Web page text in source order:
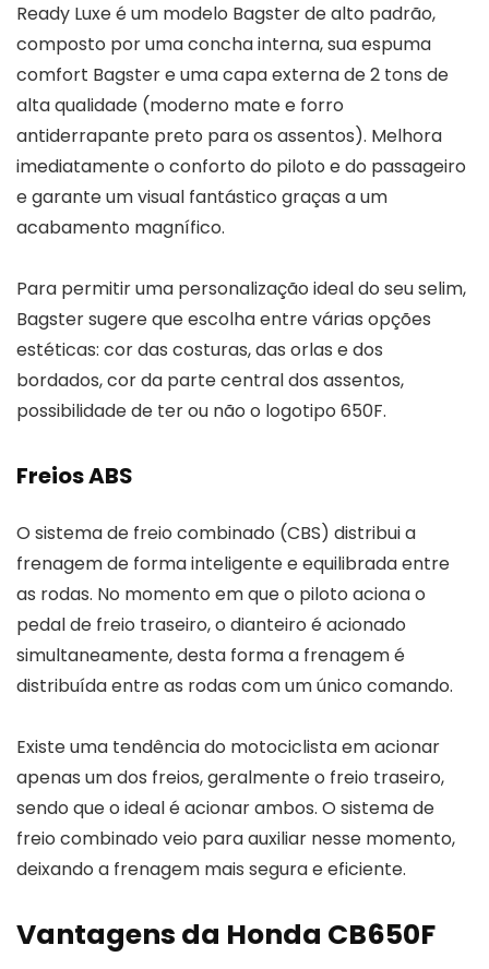
Ready Luxe é um modelo Bagster de alto padrão,
composto por uma concha interna, sua espuma
comfort Bagster e uma capa externa de 2 tons de
alta qualidade (moderno mate e forro
antiderrapante preto para os assentos). Melhora
imediatamente o conforto do piloto e do passageiro
e garante um visual fantástico graças a um
acabamento magnífico.
Para permitir uma personalização ideal do seu selim,
Bagster sugere que escolha entre várias opções
estéticas: cor das costuras, das orlas e dos
bordados, cor da parte central dos assentos,
possibilidade de ter ou não o logotipo 650F.
Freios ABS
O sistema de freio combinado (CBS) distribui a
frenagem de forma inteligente e equilibrada entre
as rodas. No momento em que o piloto aciona o
pedal de freio traseiro, o dianteiro é acionado
simultaneamente, desta forma a frenagem é
distribuída entre as rodas com um único comando.
Existe uma tendência do motociclista em acionar
apenas um dos freios, geralmente o freio traseiro,
sendo que o ideal é acionar ambos. O sistema de
freio combinado veio para auxiliar nesse momento,
deixando a frenagem mais segura e eficiente.
Vantagens da Honda CB650F